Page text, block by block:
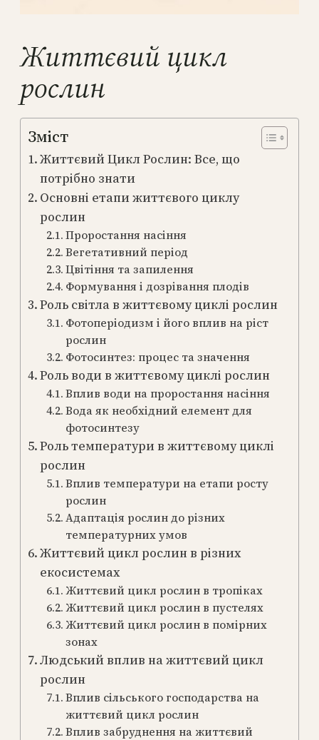
Життєвий цикл
рослин
Зміст
Життєвий Цикл Рослин: Все, що
потрібно знати
Основні етапи життєвого циклу
рослин
Проростання насіння
Вегетативний період
Цвітіння та запилення
Формування і дозрівання плодів
Роль світла в життєвому циклі рослин
Фотоперіодизм і його вплив на ріст
рослин
Фотосинтез: процес та значення
Роль води в життєвому циклі рослин
Вплив води на проростання насіння
Вода як необхідний елемент для
фотосинтезу
Роль температури в життєвому циклі
рослин
Вплив температури на етапи росту
рослин
Адаптація рослин до різних
температурних умов
Життєвий цикл рослин в різних
екосистемах
Життєвий цикл рослин в тропіках
Життєвий цикл рослин в пустелях
Життєвий цикл рослин в помірних
зонах
Людський вплив на життєвий цикл
рослин
Вплив сільського господарства на
життєвий цикл рослин
Вплив забруднення на життєвий